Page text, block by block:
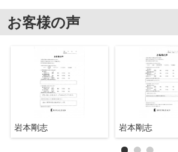
お客様の声
岩本剛志 岩本剛志